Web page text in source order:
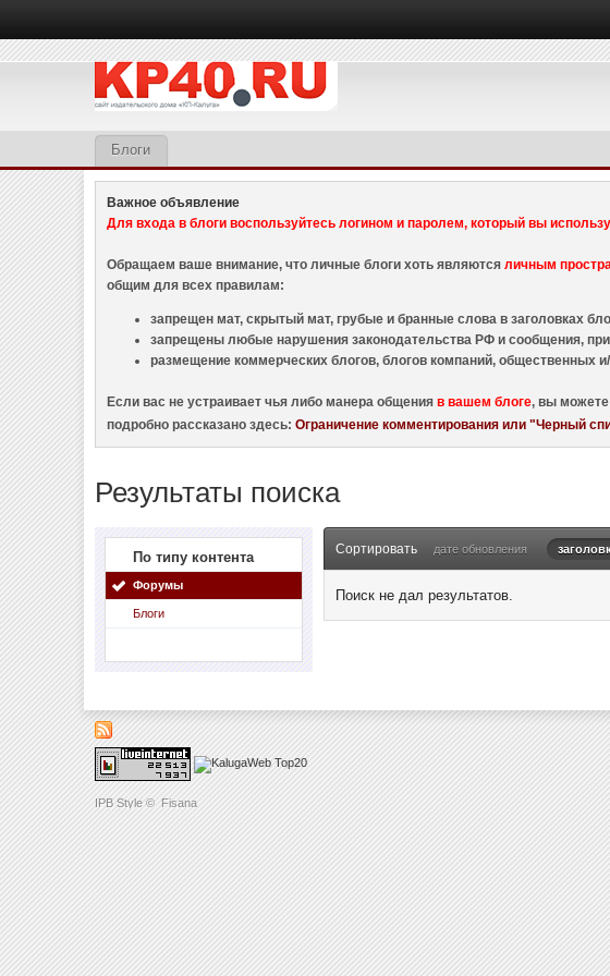
IPB Style © Fisana
Блоги
Важное объявление
Для входа в блоги воспользуйтесь логином и паролем, который вы
Обращаем ваше внимание, что личные блоги хоть являютсяличным
общим для всех правилам:
запрещен мат, скрытый мат, грубые и бранные слова в заголовках
запрещены любые нарушения законодательства РФ и сообщения,
размещение коммерческих блогов, блогов компаний, общественных
Если вас не устраивает чья либо манера общенияв вашем блоге, вы
подробно рассказано здесь:Ограничение комментирования или "Черный
Результаты поиска
По типу контента
Форумы
Блоги
Сортировать дате обновления
Поиск не дал результатов.